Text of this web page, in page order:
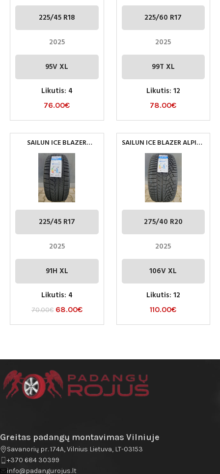
225/45 R18
2025
95V XL
Likutis: 4
76.00€
225/60 R17
2025
99T XL
Likutis: 12
78.00€
SAILUN ICE BLAZER
ARCTIC 225/45 R17 91H XL
225/45 R17
2025
91H XL
Likutis: 4
70.00€ 68.00€
SAILUN ICE BLAZER ALPINE
EVO 1 275/40 R20 106V XL
275/40 R20
2025
106V XL
Likutis: 12
110.00€
Greitas padangų montavimas Vilniuje
Savanorių pr. 174A, Vilnius Lietuva, LT-03153
+370 684 30399
info@padangurojus.lt